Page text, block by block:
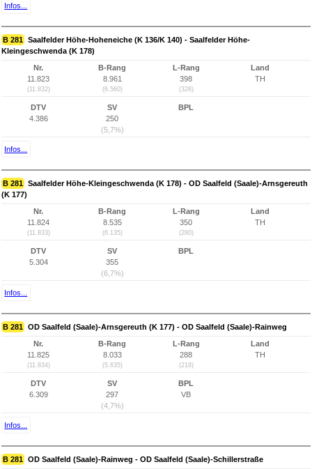
Infos...
B 281 Saalfelder Höhe-Hoheneiche (K 136/K 140) - Saalfelder Höhe-
Kleingeschwenda (K 178)
Nr.
11.823
(11.832)
B-Rang
8.961
(6.560)
L-Rang
398
(328)
Land
TH
DTV
4.386
SV
250
(5,7%)
BPL
Infos...
B 281 Saalfelder Höhe-Kleingeschwenda (K 178) - OD Saalfeld (Saale)-Arnsgereuth
(K 177)
Nr.
11.824
(11.833)
B-Rang
8.535
(6.135)
L-Rang
350
(280)
Land
TH
DTV
5.304
SV
355
(6,7%)
BPL
Infos...
B 281 OD Saalfeld (Saale)-Arnsgereuth (K 177) - OD Saalfeld (Saale)-Rainweg
Nr.
11.825
(11.834)
B-Rang
8.033
(5.635)
L-Rang
288
(218)
Land
TH
DTV
6.309
SV
297
(4,7%)
BPL
VB
Infos...
B 281 OD Saalfeld (Saale)-Rainweg - OD Saalfeld (Saale)-Schillerstraße